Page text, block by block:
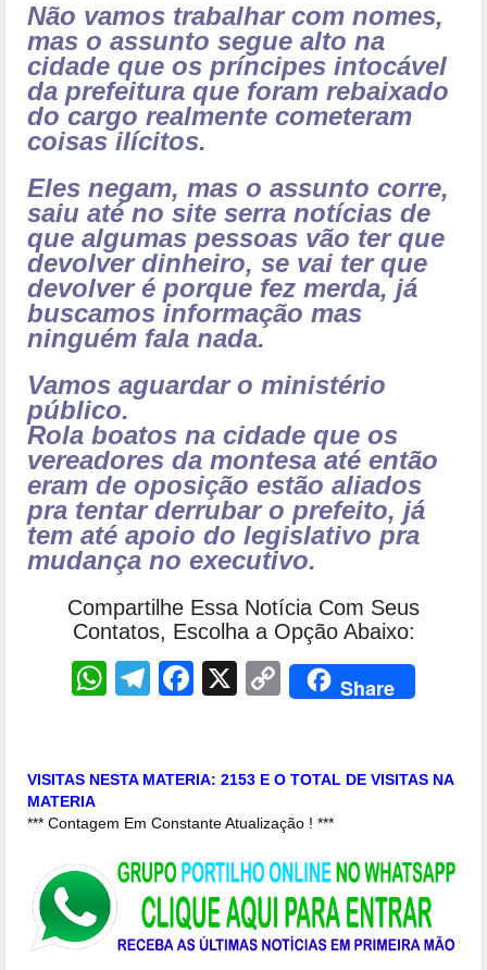
Não vamos trabalhar com nomes,
mas o assunto segue alto na
cidade que os príncipes intocável
da prefeitura que foram rebaixado
do cargo realmente cometeram
coisas ilícitos.
Eles negam, mas o assunto corre,
saiu até no site serra notícias de
que algumas pessoas vão ter que
devolver dinheiro, se vai ter que
devolver é porque fez merda, já
buscamos informação mas
ninguém fala nada.
Vamos aguardar o ministério
público.
Rola boatos na cidade que os
vereadores da montesa até então
eram de oposição estão aliados
pra tentar derrubar o prefeito, já
tem até apoio do legislativo pra
mudança no executivo.
Compartilhe Essa Notícia Com Seus
Contatos, Escolha a Opção Abaixo:
WhatsApp
Telegram
Facebook
X CopyShare
VISITAS NESTA MATERIA: 2153 E O TOTAL DE VISITAS NA
MATERIA
*** Contagem Em Constante Atualização ! ***